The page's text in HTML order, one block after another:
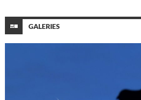
GALERIES